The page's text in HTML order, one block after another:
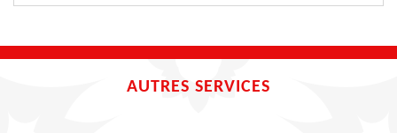
AUTRES SERVICES